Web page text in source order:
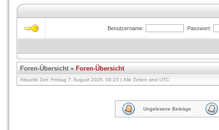
Benutzername: Passwort:
Foren-Übersicht» Foren-Übersicht
Aktuelle Zeit: Freitag 7. August 2026, 04:23 | Alle Zeiten sind UTC
Ungelesene Beiträge